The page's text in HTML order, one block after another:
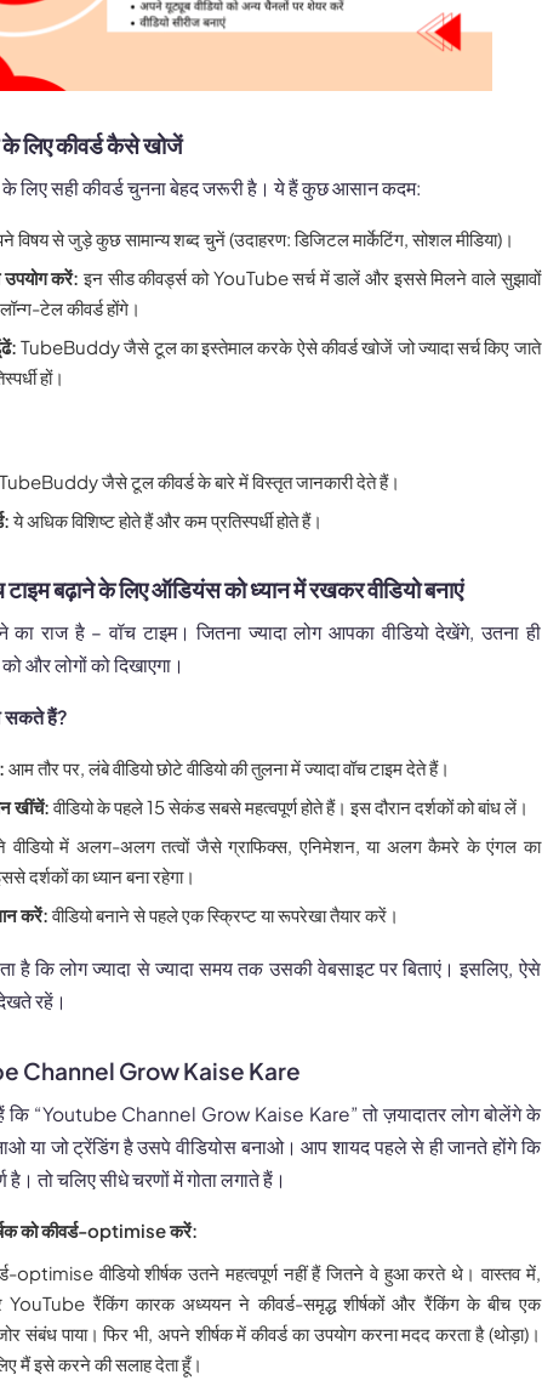
लिए कीवर्ड कैसे खोजें
लिए सही कीवर्ड चुनना बेहद जरूरी है। ये हैं कुछ आसान कदम:
विषय से जुड़े कुछ सामान्य शब्द चुनें (उदाहरण: डिजिटल मार्केटिंग, सोशल मीडिया)।
करें: इन सीड कीवर्ड्स को YouTube सर्च में डालें और इससे मिलने वाले सुझावों
टेल कीवर्ड होंगे।
TubeBuddy जैसे टूल का इस्तेमाल करके ऐसे कीवर्ड खोजें जो ज्यादा सर्च किए जाते
हों।
TubeBuddy जैसे टूल कीवर्ड के बारे में विस्तृत जानकारी देते हैं।
ये अधिक विशिष्ट होते हैं और कम प्रतिस्पर्धी होते हैं।
बढ़ाने के लिए ऑडियंस को ध्यान में रखकर वीडियो बनाएं
राज है – वॉच टाइम। जितना ज्यादा लोग आपका वीडियो देखेंगे, उतना ही
और लोगों को दिखाएगा।
सकते हैं?
आम तौर पर, लंबे वीडियो छोटे वीडियो की तुलना में ज्यादा वॉच टाइम देते हैं।
खींचें:वीडियो के पहले 15 सेकंड सबसे महत्वपूर्ण होते हैं। इस दौरान दर्शकों को बांध लें।
वीडियो में अलग-अलग तत्वों जैसे ग्राफिक्स, एनिमेशन, या अलग कैमरे के एंगल का
दर्शकों का ध्यान बना रहेगा।
करें:वीडियो बनाने से पहले एक स्क्रिप्ट या रूपरेखा तैयार करें।
है कि लोग ज्यादा से ज्यादा समय तक उसकी वेबसाइट पर बिताएं। इसलिए, ऐसे
देखते रहें।
Channel Grow Kaise Kare
कि “Youtube Channel Grow Kaise Kare” तो ज़यादातर लोग बोलेंगे के
या जो ट्रेंडिंग है उसपे वीडियोस बनाओ। आप शायद पहले से ही जानते होंगे कि
तो चलिए सीधे चरणों में गोता लगाते हैं।
को कीवर्ड-optimise करें:
optimise वीडियो शीर्षक उतने महत्वपूर्ण नहीं हैं जितने वे हुआ करते थे। वास्तव में,
YouTube रैंकिंग कारक अध्ययन ने कीवर्ड-समृद्ध शीर्षकों और रैंकिंग के बीच एक
संबंध पाया। फिर भी, अपने शीर्षक में कीवर्ड का उपयोग करना मदद करता है (थोड़ा)।
मैं इसे करने की सलाह देता हूँ।